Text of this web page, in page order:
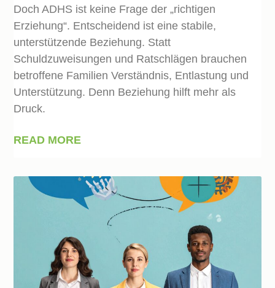
Doch ADHS ist keine Frage der „richtigen
Erziehung“. Entscheidend ist eine stabile,
unterstützende Beziehung. Statt
Schuldzuweisungen und Ratschlägen brauchen
betroffene Familien Verständnis, Entlastung und
Unterstützung. Denn Beziehung hilft mehr als
Druck.
READ MORE